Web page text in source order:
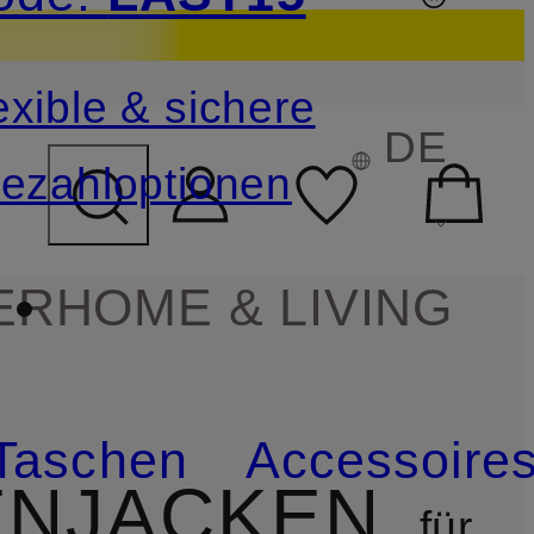
ÜBERSPRINGEN
& sichere
DE
HOME & LIVING